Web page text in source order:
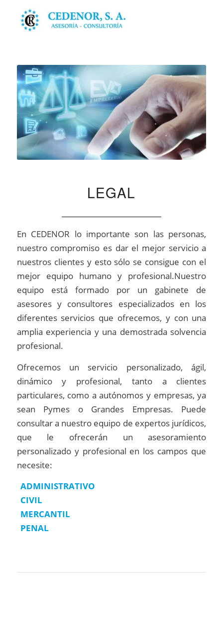
LEGAL
En CEDENOR lo importante son las personas,
nuestro compromiso es dar el mejor servicio a
nuestros clientes y esto sólo se consigue con el
mejor equipo humano y profesional.Nuestro
equipo está formado por un gabinete de
asesores y consultores especializados en los
diferentes servicios que ofrecemos, y con una
amplia experiencia y una demostrada solvencia
profesional.
Ofrecemos un servicio personalizado, ágil,
dinámico y profesional, tanto a clientes
particulares, como a autónomos y empresas, ya
sean Pymes o Grandes Empresas. Puede
consultar a nuestro equipo de expertos jurídicos,
que le ofrecerán un asesoramiento
personalizado y profesional en los campos que
necesite:
ADMINISTRATIVO
CIVIL
MERCANTIL
PENAL